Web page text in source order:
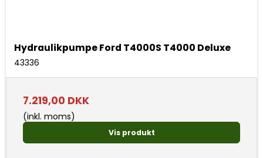
Hydraulikpumpe Ford T4000S T4000 Deluxe
43336
7.219,00 DKK
(inkl. moms)
Vis produkt